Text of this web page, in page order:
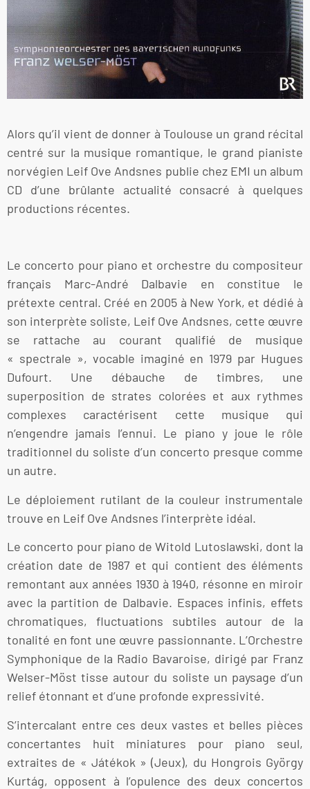
Alors qu’il vient de donner à Toulouse un grand récital
centré sur la musique romantique, le grand pianiste
norvégien Leif Ove Andsnes publie chez EMI un album
CD d’une brûlante actualité consacré à quelques
productions récentes.
Le concerto pour piano et orchestre du compositeur
français Marc-André Dalbavie en constitue le
prétexte central. Créé en 2005 à New York, et dédié à
son interprète soliste, Leif Ove Andsnes, cette œuvre
se rattache au courant qualifié de musique
« spectrale », vocable imaginé en 1979 par Hugues
Dufourt. Une débauche de timbres, une
superposition de strates colorées et aux rythmes
complexes caractérisent cette musique qui
n’engendre jamais l’ennui. Le piano y joue le rôle
traditionnel du soliste d’un concerto presque comme
un autre.
Le déploiement rutilant de la couleur instrumentale
trouve en Leif Ove Andsnes l’interprète idéal.
Le concerto pour piano de Witold Lutoslawski, dont la
création date de 1987 et qui contient des éléments
remontant aux années 1930 à 1940, résonne en miroir
avec la partition de Dalbavie. Espaces infinis, effets
chromatiques, fluctuations subtiles autour de la
tonalité en font une œuvre passionnante. L’Orchestre
Symphonique de la Radio Bavaroise, dirigé par Franz
Welser-Möst tisse autour du soliste un paysage d’un
relief étonnant et d’une profonde expressivité.
S’intercalant entre ces deux vastes et belles pièces
concertantes huit miniatures pour piano seul,
extraites de « Játékok » (Jeux), du Hongrois György
Kurtág, opposent à l’opulence des deux concertos